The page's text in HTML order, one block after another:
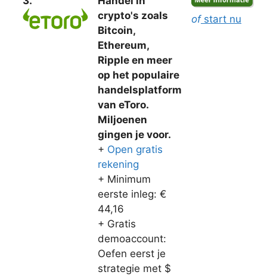
crypto's zoals
Bitcoin,
Ethereum,
Ripple en meer
op het populaire
handelsplatform
van eToro.
Miljoenen
gingen je voor.
+ Open gratis
rekening
+ Minimum
eerste inleg: €
44,16
+ Gratis
demoaccount:
Oefen eerst je
strategie met $
ofstart nu